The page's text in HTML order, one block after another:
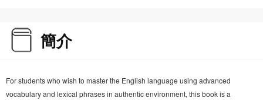
簡介
For students who wish to master the English language using advanced
vocabulary and lexical phrases in authentic environment, this book is a